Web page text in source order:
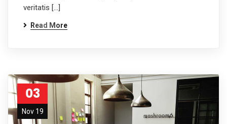
veritatis […]
Read More
03
Nov 19